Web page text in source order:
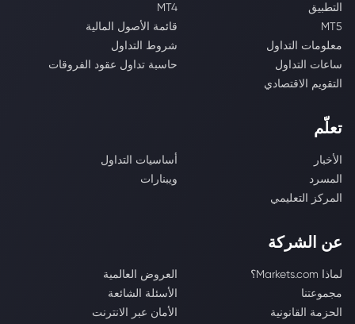
التطبيق
MT4
MT5
قائمة الأصول المالية
معلومات التداول
شروط التداول
ساعات التداول
حاسبة تداول عقود الفروقات
التقويم الاقتصادي
تعلّم
الأخبار
أساسيات التداول
المسرد
ويبنارات
المركز التعليمي
عن الشركة
لماذا Markets.com؟
العروض العالمية
مجموعتنا
الأسئلة الشائعة
الحزمة القانونية
الأمان عبر الانترنت